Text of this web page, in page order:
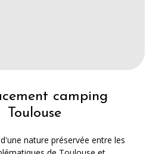
camping
Toulouse
nature préservée entre les